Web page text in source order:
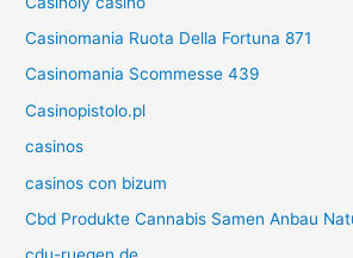
Casinomania Ruota Della Fortuna 871
Casinomania Scommesse 439
Casinopistolo.pl
casinos
casinos con bizum
Cbd Produkte Cannabis Samen Anbau